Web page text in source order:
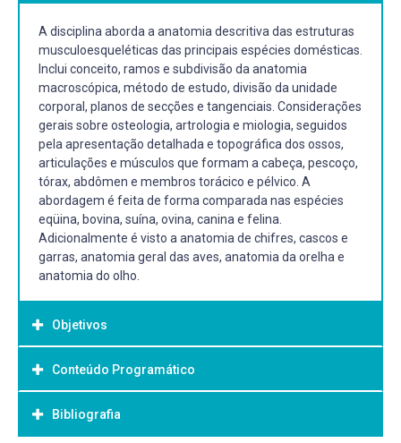
A disciplina aborda a anatomia descritiva das estruturas
musculoesqueléticas das principais espécies domésticas.
Inclui conceito, ramos e subdivisão da anatomia
macroscópica, método de estudo, divisão da unidade
corporal, planos de secções e tangenciais. Considerações
gerais sobre osteologia, artrologia e miologia, seguidos
pela apresentação detalhada e topográfica dos ossos,
articulações e músculos que formam a cabeça, pescoço,
tórax, abdômen e membros torácico e pélvico. A
abordagem é feita de forma comparada nas espécies
eqüina, bovina, suína, ovina, canina e felina.
Adicionalmente é visto a anatomia de chifres, cascos e
garras, anatomia geral das aves, anatomia da orelha e
anatomia do olho.
Objetivos
Objetivo Geral:
Gerais
A disciplina de anatomia dos animais domésticos I tem
Conteúdo Programático
Bibliografia